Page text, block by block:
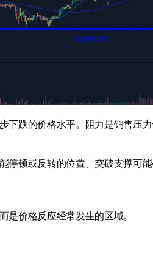
下跌的价格水平。阻力是销售压力
停顿或反转的位置。突破支撑可
是价格反应经常发生的区域。